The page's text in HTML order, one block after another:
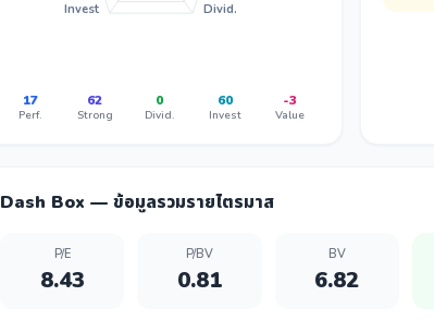
Divid.
Invest
17
Perf.
62
Strong
0
Divid.
60
Invest
-3
Value
Dash Box — ข้อมูลรวมรายไตรมาส
P/E
8.43
P/BV
0.81
BV
6.82